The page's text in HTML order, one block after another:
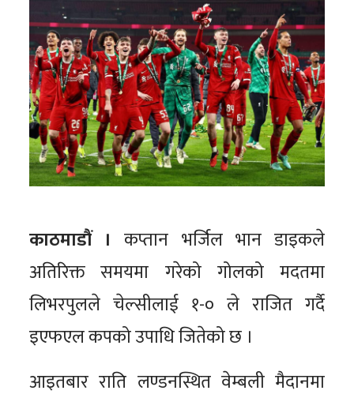
काठमाडौं । कप्तान भर्जिल भान डाइकले
अतिरिक्त समयमा गरेको गोलको मदतमा
लिभरपुलले चेल्सीलाई १-० ले राजित गर्दै
इएफएल कपको उपाधि जितेको छ ।
आइतबार राति लण्डनस्थित वेम्बली मैदानमा